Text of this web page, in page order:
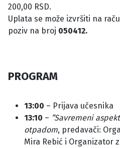
200,00 RSD.
Uplata se može izvršiti na
poziv na broj 050412.
PROGRAM
13:00 – Prijava učesnika
13:10 – ”Savremeni
otpadom, predavači:
Mira Rebić i Organizator